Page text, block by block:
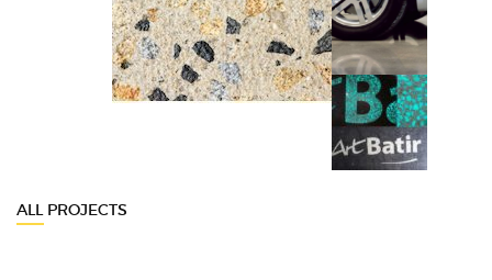
ALL PROJECTS